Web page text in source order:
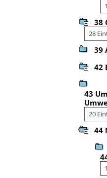
38
28
39
42
43
20
44